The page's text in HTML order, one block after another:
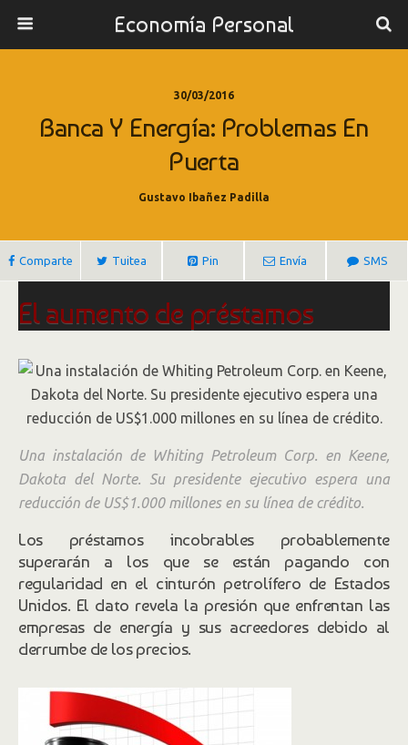
Economía Personal
30/03/2016
Banca Y Energía: Problemas En
Puerta
Gustavo Ibañez Padilla
Comparte Tuitea Pin Envía SMS
El aumento de préstamos
incobrables augura nuevos
problemas para el sector
energético y la banca
Por Bradley Olson, Emily Glazer y Matt Jarzemsky.
Una instalación de Whiting Petroleum Corp. en Keene,
Dakota del Norte. Su presidente ejecutivo espera una
reducción de US$1.000 millones en su línea de crédito.
Los préstamos incobrables probablemente
superarán a los que se están pagando con
regularidad en el cinturón petrolífero de Estados
Unidos. El dato revela la presión que enfrentan las
empresas de energía y sus acreedores debido al
derrumbe de los precios.